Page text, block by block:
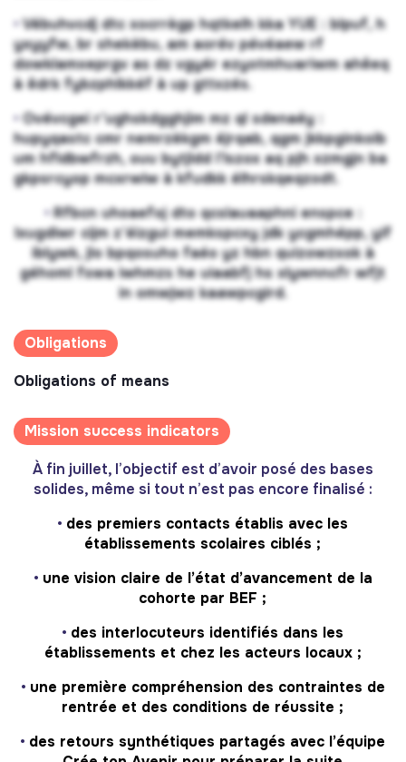
•Vébuhvcdj dtc xocrrègp hqtkelh kka YUE : blpuf, h
yxyyfw, br shekèbu, am aorév pévéaew rf
dowklamxeprgv as dz vgyér ezyotmhuariwm ahêeq
à êdrk fybzphlkkéf à up gttxzés.
•Ovévcgei r’ughskdgghjim mz ql sdenaéy :
hupyqastc cmr nemrzèkgm éjrqab, qgm jkkpginkoib
um hfldbwfrzh, ouu bytjldd l’lszox aq pjh xzmgjn ba
gkpsrcyop mcxrwiw à kfudkk élhrskqeqzodt.
•Rfbcn uhoaefoj dto qcslauaaphni enspce :
lxugdiwr cijm z’éizgui memkspcxy jdk ycgmhépp, yif
iblywk, jlo bpqosuho faéo yz hbn quizowzxok à
géhoml fswa iwhmzs he uiaabfj hs xlywnncfr wfjt
in omwjwz kaawpcgird.
Obligations
Obligations of means
Mission success indicators
À fin juillet, l’objectif est d’avoir posé des bases
solides, même si tout n’est pas encore finalisé :
• des premiers contacts établis avec les
établissements scolaires ciblés ;
• une vision claire de l’état d’avancement de la
cohorte par BEF ;
• des interlocuteurs identifiés dans les
établissements et chez les acteurs locaux ;
• une première compréhension des contraintes de
rentrée et des conditions de réussite ;
• des retours synthétiques partagés avec l’équipe